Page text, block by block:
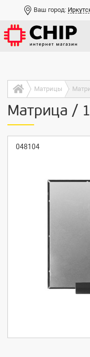
Ваш город:
Матрицы
Матрица /
048104